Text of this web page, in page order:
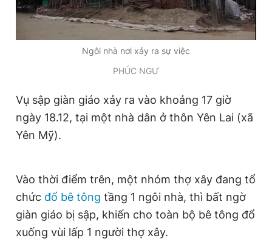
Hotline Liên hệ quảng cáo
0908 780 404
RSS Tòa soạn
Phó tổng biên tập thường trực: Hải Thành
Phó tổng biên tập: Lâm Hiếu Dũng
Phó tổng biên tập: Trần Việt Hưng
Tổng thư ký tòa soạn: Đức Trung
chép dưới mọi hình thức nếu không có sự chấp thuận bằng văn
bản. Phát triển bởi ePi Technologies, JSC.
Ngôi nhà nơi xảy ra sự việc
PHÚC NGƯ
Vụ sập giàn giáo xảy ra vào khoảng 17 giờ
ngày 18.12, tại một nhà dân ở thôn Yên Lai (xã
Yên Mỹ).
Vào thời điểm trên, một nhóm thợ xây đang tổ
chức đổ bê tông tầng 1 ngôi nhà, thì bất ngờ
giàn giáo bị sập, khiến cho toàn bộ bê tông đổ
xuống vùi lấp 1 người thợ xây.